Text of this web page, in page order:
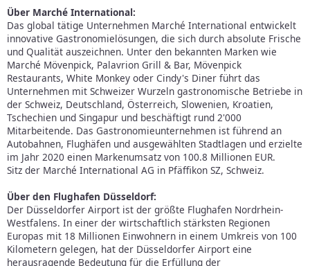
Über Marché International:
Das global tätige Unternehmen Marché International entwickelt
innovative Gastronomielösungen, die sich durch absolute Frische
und Qualität auszeichnen. Unter den bekannten Marken wie
Marché Mövenpick, Palavrion Grill & Bar, Mövenpick
Restaurants, White Monkey oder Cindy's Diner führt das
Unternehmen mit Schweizer Wurzeln gastronomische Betriebe in
der Schweiz, Deutschland, Österreich, Slowenien, Kroatien,
Tschechien und Singapur und beschäftigt rund 2'000
Mitarbeitende. Das Gastronomieunternehmen ist führend an
Autobahnen, Flughäfen und ausgewählten Stadtlagen und erzielte
im Jahr 2020 einen Markenumsatz von 100.8 Millionen EUR.
Sitz der Marché International AG in Pfäffikon SZ, Schweiz.
Über den Flughafen Düsseldorf:
Der Düsseldorfer Airport ist der größte Flughafen Nordrhein-
Westfalens. In einer der wirtschaftlich stärksten Regionen
Europas mit 18 Millionen Einwohnern in einem Umkreis von 100
Kilometern gelegen, hat der Düsseldorfer Airport eine
herausragende Bedeutung für die Erfüllung der